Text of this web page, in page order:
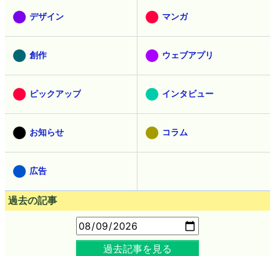
デザイン マンガ
創作 ウェブアプリ
ピックアップ インタビュー
お知らせ コラム
広告
過去の記事
過去記事を見る